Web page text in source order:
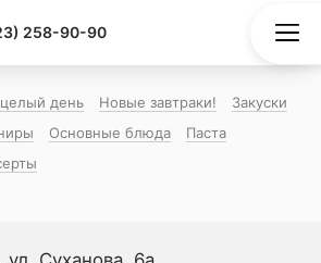
258-90-90
день Новые завтраки!
Закуски
Основные блюда
Паста